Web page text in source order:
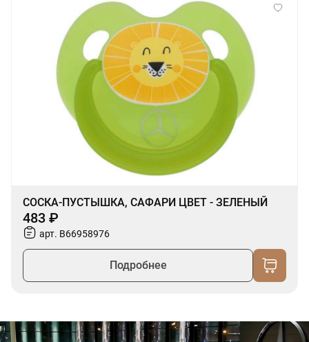
СОСКА-ПУСТЫШКА, САФАРИ ЦВЕТ - ЗЕЛЕНЫЙ
483 ₽
арт. B66958976
Подробнее